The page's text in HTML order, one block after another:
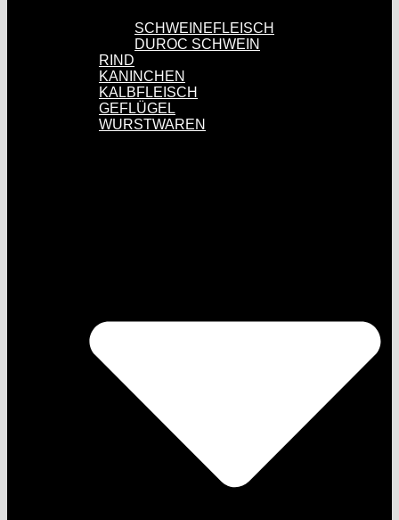
SCHWEINEFLEISCH
DUROC SCHWEIN
RIND
KANINCHEN
KALBFLEISCH
GEFLÜGEL
WURSTWAREN